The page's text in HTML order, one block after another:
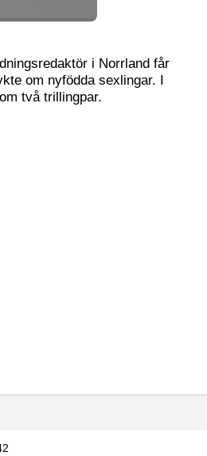
i Norrland får
om nyfödda sexlingar. I
två trillingpar.